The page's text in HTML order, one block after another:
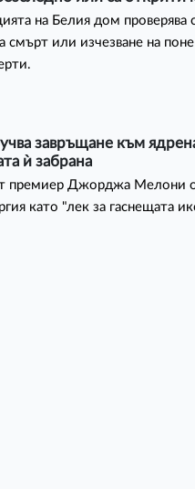
на Белия дом проверява
смърт или изчезване на
завръщане към
ѝ забрана
премиер Джорджа Мелони
като "лек за гаснещата